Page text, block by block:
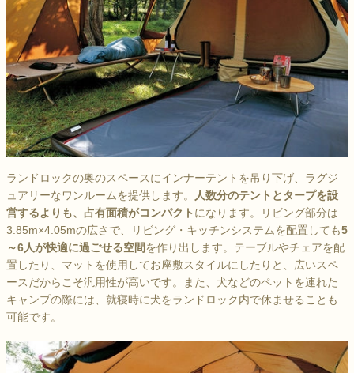
ランドロックの奥のスペースにインナーテントを吊り下げ、ラグジ
ュアリーなワンルームを提供します。
人数分のテントとタープを設
営するよりも、占有面積がコンパクト になります。リビング部分は
3.85m×4.05mの広さで、リビング・キッチンシステムを配置しても5
～6人が快適に過ごせる空間を作り出します。テーブルやチェアを配
置したり、マットを使用してお座敷スタイルにしたりと、広いスペ
ースだからこそ汎用性が高いです。また、犬などのペットを連れた
キャンプの際には、就寝時に犬をランドロック内で休ませることも
可能です。